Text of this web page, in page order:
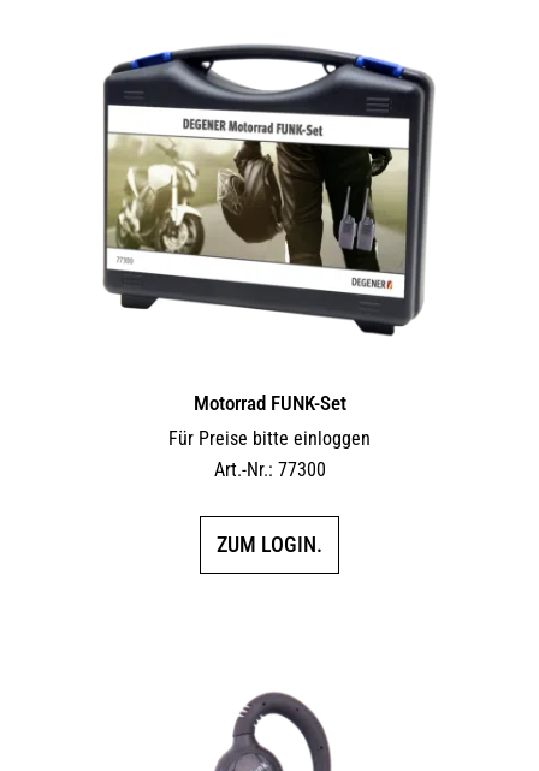
Motorrad FUNK-Set
Für Preise bitte einloggen
Art.-Nr.: 77300
ZUM LOGIN.